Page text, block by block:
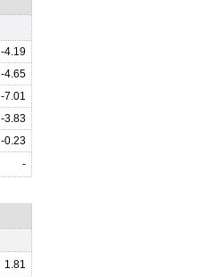
-4.19
-4.65
-7.01
-3.83
-0.23
-
1.81